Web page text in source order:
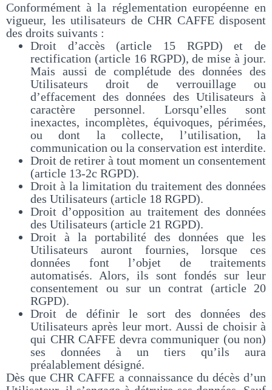
Conformément à la réglementation européenne en
vigueur, les utilisateurs de CHR CAFFE disposent
des droits suivants :
Droit d’accès (article 15 RGPD) et de
rectification (article 16 RGPD), de mise à jour.
Mais aussi de complétude des données des
Utilisateurs droit de verrouillage ou
d’effacement des données des Utilisateurs à
caractère personnel. Lorsqu’elles sont
inexactes, incomplètes, équivoques, périmées,
ou dont la collecte, l’utilisation, la
communication ou la conservation est interdite.
Droit de retirer à tout moment un consentement
(article 13-2c RGPD).
Droit à la limitation du traitement des données
des Utilisateurs (article 18 RGPD).
Droit d’opposition au traitement des données
des Utilisateurs (article 21 RGPD).
Droit à la portabilité des données que les
Utilisateurs auront fournies, lorsque ces
données font l’objet de traitements
automatisés. Alors, ils sont fondés sur leur
consentement ou sur un contrat (article 20
RGPD).
Droit de définir le sort des données des
Utilisateurs après leur mort. Aussi de choisir à
qui CHR CAFFE devra communiquer (ou non)
ses données à un tiers qu’ils aura
préalablement désigné.
Dès que CHR CAFFE a connaissance du décès d’un